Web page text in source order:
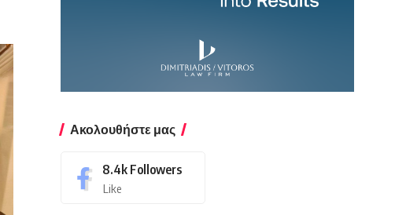
Ακολουθήστε μας
8.4k Followers
Like